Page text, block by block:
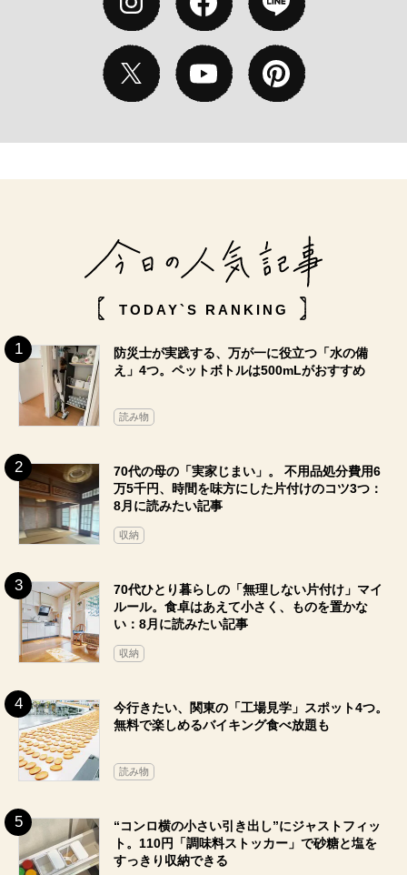
TODAY`S RANKING
防災士が実践する、万が一に役立つ「水の備
え」4つ。ペットボトルは500mLがおすすめ
読み物
70代の母の「実家じまい」。 不用品処分費用6
万5千円、時間を味方にした片付けのコツ3つ：
8月に読みたい記事
収納
70代ひとり暮らしの「無理しない片付け」マイ
ルール。食卓はあえて小さく、ものを置かな
い：8月に読みたい記事
収納
今行きたい、関東の「工場見学」スポット4つ。
無料で楽しめるバイキング食べ放題も
読み物
“コンロ横の小さい引き出し”にジャストフィッ
ト。110円「調味料ストッカー」で砂糖と塩を
すっきり収納できる